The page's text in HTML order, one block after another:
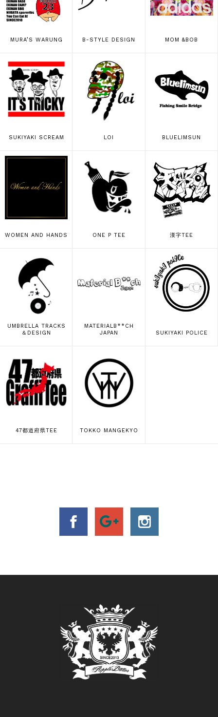
MURA’S WARUNG B-STYLE DESIGN MOM &BOB
SUKIYAKI SCREAM LOI BLUELIMSUN
WOMEN AND HANDS ONE P TEE 漢字TEE
UMBRELLA TRACKS
＆DESIGN
MATERIALB**CH
JAPAN
SUKIYAKI POLICE
47都道府県TEE TOKKO MANGEKYO